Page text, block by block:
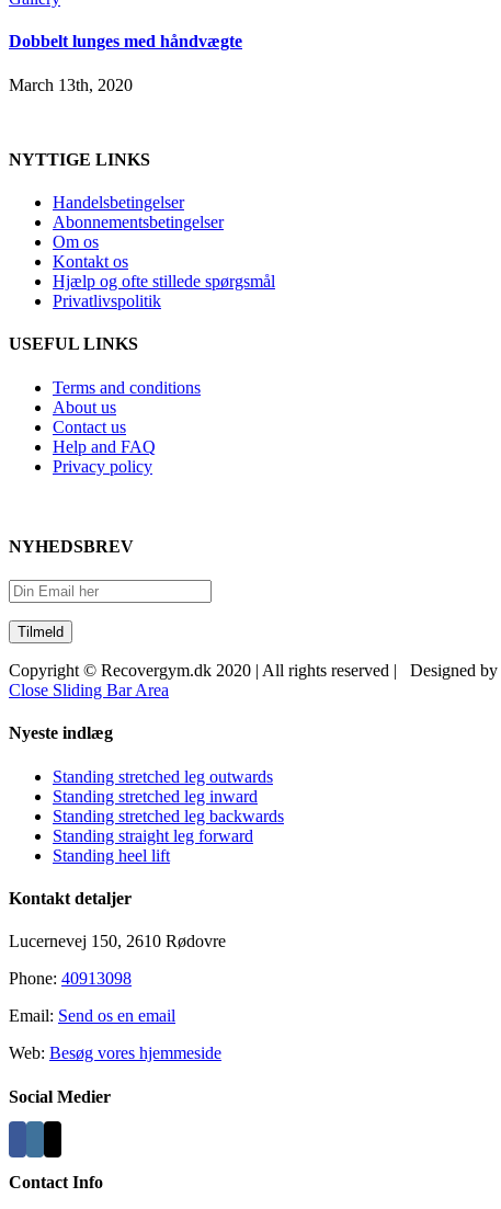
Dobbelt lunges med håndvægte
March 13th, 2020
NYTTIGE LINKS
Handelsbetingelser
Abonnementsbetingelser
Om os
Kontakt os
Hjælp og ofte stillede spørgsmål
Privatlivspolitik
USEFUL LINKS
Terms and conditions
About us
Contact us
Help and FAQ
Privacy policy
NYHEDSBREV
Copyright © Recovergym.dk 2020 | All rights reserved | Designed by
Close Sliding Bar Area
Nyeste indlæg
Standing stretched leg outwards
Standing stretched leg inward
Standing stretched leg backwards
Standing straight leg forward
Standing heel lift
Kontakt detaljer
Lucernevej 150, 2610 Rødovre
Phone: 40913098
Email: Send os en email
Web: Besøg vores hjemmeside
Social Medier
Contact Info